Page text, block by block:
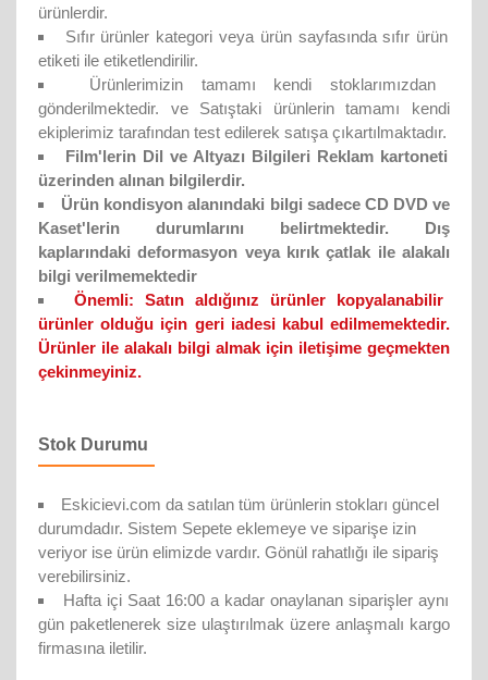
ürünlerdir.
Sıfır ürünler kategori veya ürün sayfasında sıfır ürün
etiketi ile etiketlendirilir.
Ürünlerimizin tamamı kendi stoklarımızdan
gönderilmektedir. ve Satıştaki ürünlerin tamamı kendi
ekiplerimiz tarafından test edilerek satışa çıkartılmaktadır.
Film'lerin Dil ve Altyazı Bilgileri Reklam kartoneti
üzerinden alınan bilgilerdir.
Ürün kondisyon alanındaki bilgi sadece CD DVD ve
Kaset'lerin durumlarını belirtmektedir. Dış
kaplarındaki deformasyon veya kırık çatlak ile alakalı
bilgi verilmemektedir
Önemli:
Satın aldığınız ürünler kopyalanabilir
ürünler olduğu için geri iadesi kabul edilmemektedir.
Ürünler ile alakalı bilgi almak için iletişime geçmekten
çekinmeyiniz.
Stok Durumu
Eskicievi.com da satılan tüm ürünlerin stokları güncel
durumdadır. Sistem Sepete eklemeye ve siparişe izin
veriyor ise ürün elimizde vardır. Gönül rahatlığı ile sipariş
verebilirsiniz.
Hafta içi Saat 16:00 a kadar onaylanan siparişler aynı
gün paketlenerek size ulaştırılmak üzere anlaşmalı kargo
firmasına iletilir.